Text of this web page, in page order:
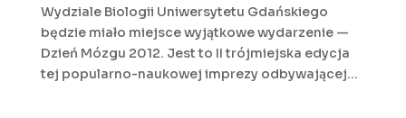
Wydziale Biologii Uniwersytetu Gdańskiego
będzie miało miejsce wyjątkowe wydarzenie —
Dzień Mózgu 2012. Jest to II trójmiejska edycja
tej popularno-naukowej imprezy odbywającej...